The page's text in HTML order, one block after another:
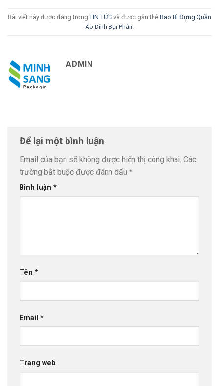
Bài viết này được đăng trong TIN TỨC và được gắn thẻ Bao Bì Đựng Quần
Áo Dính Bụi Phấn
ADMIN
Để lại một bình luận
Email của bạn sẽ không được hiển thị công khai. Các
trường bắt buộc được đánh dấu *
Bình luận *
Tên *
Email *
Trang web